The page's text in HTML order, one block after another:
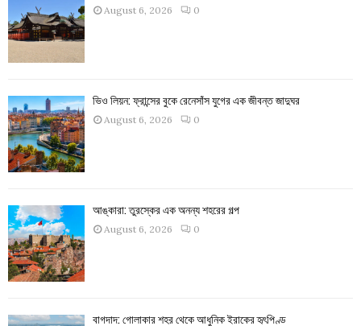
August 6, 2026 0
ভিও লিয়ন: ফ্রান্সের বুকে রেনেসাঁস যুগের এক জীবন্ত জাদুঘর
August 6, 2026 0
আঙ্কারা: তুরস্কের এক অনন্য শহরের গল্প
August 6, 2026 0
বাগদাদ: গোলাকার শহর থেকে আধুনিক ইরাকের হৃৎপিণ্ড